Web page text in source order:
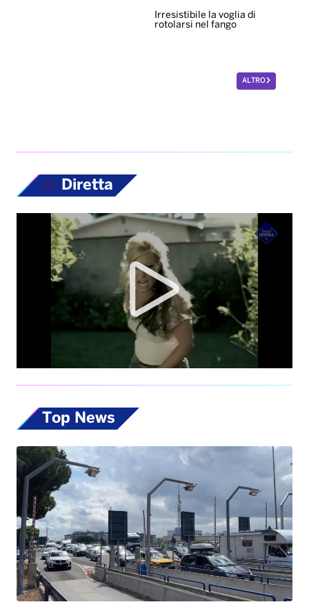
Irresistibile la voglia di
rotolarsi nel fango
ALTRO
Diretta
Top News